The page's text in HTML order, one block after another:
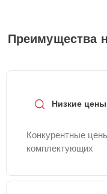
Преимущества
Низкие цены
Конкурентные
комплектующих